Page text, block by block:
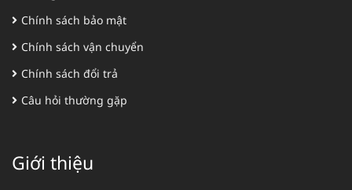
Chính sách bảo mật
Chính sách vận chuyển
Chính sách đổi trả
Câu hỏi thường gặp
Giới thiệu